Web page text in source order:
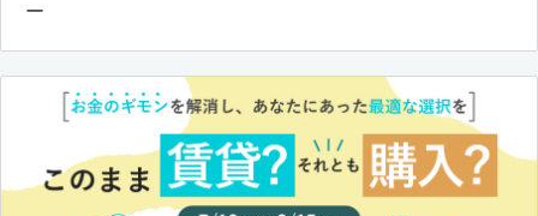
ー